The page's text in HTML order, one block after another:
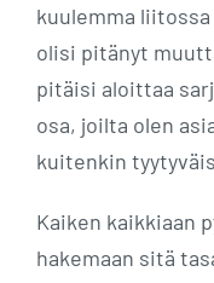
kuulemma
olisi pitänyt
pitäisi aloittaa
osa, joilta olen
kuitenkin
Kaiken kaikkiaan
hakemaan sitä